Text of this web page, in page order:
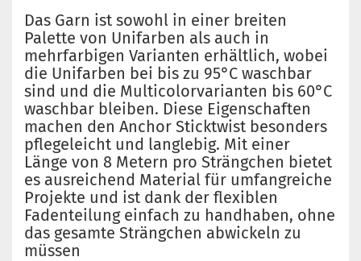
Das Garn ist sowohl in einer breiten
Palette von Unifarben als auch in
mehrfarbigen Varianten erhältlich, wobei
die Unifarben bei bis zu 95°C waschbar
sind und die Multicolorvarianten bis 60°C
waschbar bleiben. Diese Eigenschaften
machen den Anchor Sticktwist besonders
pflegeleicht und langlebig. Mit einer
Länge von 8 Metern pro Strängchen bietet
es ausreichend Material für umfangreiche
Projekte und ist dank der flexiblen
Fadenteilung einfach zu handhaben, ohne
das gesamte Strängchen abwickeln zu
müssen